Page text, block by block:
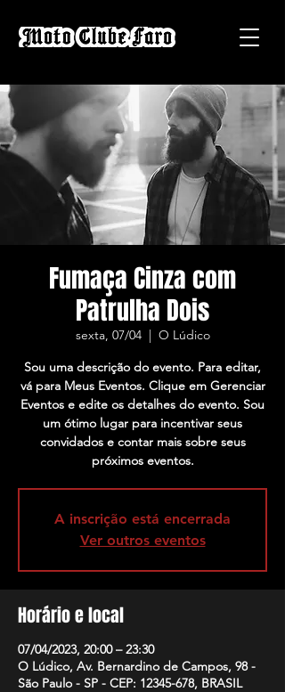
Fumaça Cinza com
Patrulha Dois
sexta, 07/04
  |
O Lúdico
Sou uma descrição do evento. Para editar,
vá para Meus Eventos. Clique em Gerenciar
Eventos e edite os detalhes do evento. Sou
um ótimo lugar para incentivar seus
convidados e contar mais sobre seus
próximos eventos.
A inscrição está encerrada
Ver outros eventos
Horário e local
07/04/2023, 20:00 – 23:30
O Lúdico, Av. Bernardino de Campos, 98 -
São Paulo - SP - CEP: 12345-678, BRASIL